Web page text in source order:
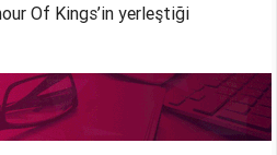
Of Kings’in yerleştiği